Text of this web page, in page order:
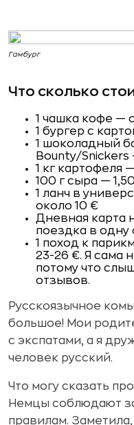
Гамбург
Что сколько
1 чашка кофе —
1 бургер с
1 шоколадный
Bounty/
1 кг картофеля
100 г сыра —
1 ланч в
около 10 €
Дневная карта
поездка в одну
1 поход к
23-26 €. Я сама
потому что
отзывов.
Русскоязычное
большое! Мои
с экспатами, а я
человек русский.
Что могу сказать
Немцы соблюдают
правилам.